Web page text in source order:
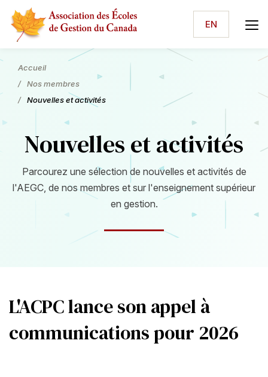
EN
Accueil
Nos membres
Nouvelles et activités
Nouvelles et activités
Parcourez une sélection de nouvelles et activités de
l'AEGC, de nos membres et sur l'enseignement supérieur
en gestion.
L'ACPC lance son appel à
communications pour 2026